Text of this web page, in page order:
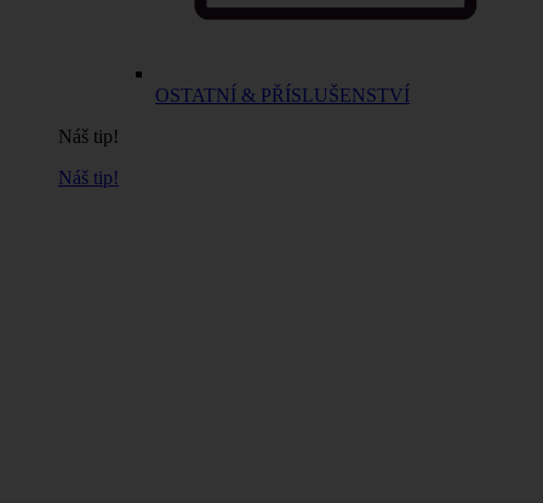
OSTATNÍ & PŘÍSLUŠENSTVÍ
Náš tip!
Náš tip!